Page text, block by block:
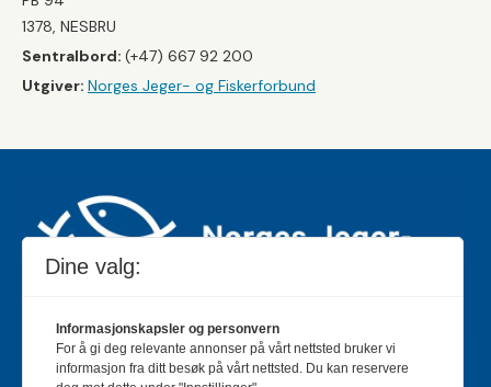
1378, NESBRU
Sentralbord: (+47) 667 92 200
Utgiver: Norges Jeger- og Fiskerforbund
Jakt & Fiske er landets største og eldste magasin for
Dine valg:
Informasjonskapsler og personvern
For å gi deg relevante annonser på vårt nettsted bruker vi
informasjon fra ditt besøk på vårt nettsted. Du kan reservere